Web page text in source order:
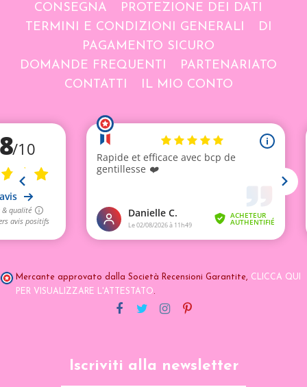
CONSEGNA
PROTEZIONE DEI DATI
TERMINI E CONDIZIONI GENERALI
DI
PAGAMENTO SICURO
DOMANDE FREQUENTI
PARTENARIATO
CONTATTI
IL MIO CONTO
Mercante approvato dalla Società Recensioni Garantite, CLICCA QUI
PER VISUALIZZARE L'ATTESTATO.
Iscriviti alla newsletter